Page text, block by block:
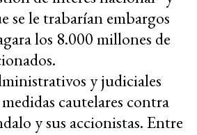
se le trabarían embargos
los 8.000 millones de
y judiciales
cautelares contra
y sus accionistas. Entre